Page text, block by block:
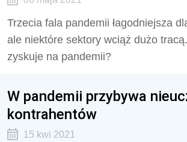
Trzecia fala pandemii łagodniejsza
ale niektóre sektory wciąż dużo
zyskuje na pandemii?
W pandemii przybywa
kontrahentów
15 kwi 2021